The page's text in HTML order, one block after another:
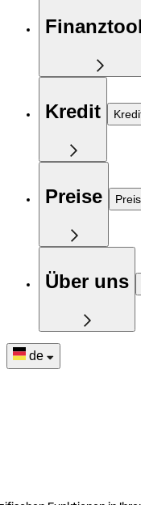
Kredit
Preise
Über uns
de